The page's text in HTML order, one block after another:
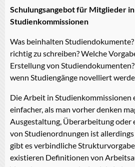
Schulungsangebot für Mitglieder in
Studienkommissionen
Was beinhalten
richtig zu schreiben? Welche
Erstellung von
wenn Studiengänge novelliert
Die Arbeit in Studienkommissionen
einfacher, als man vorher denken
Ausgestaltung, Überarbeitung oder
von Studienordnungen ist allerdings
gibt es verbindliche
existieren Definitionen von